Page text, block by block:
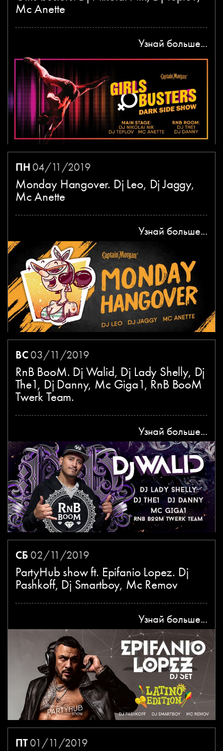
Mc Anette
Узнай больше...
ПН 04/11/2019
Monday Hangover. Dj Leo, Dj Jaggy,
Mc Anette
Узнай больше...
ВС03/11/2019
RnB BooM. Dj Walid, Dj Lady Shelly, Dj
The1, Dj Danny, Mc Giga1, RnB BooM
Twerk Team.
Узнай больше...
СБ 02/11/2019
PartyHub show ft. Epifanio Lopez. Dj
Pashkoff, Dj Smartboy, Mc Remov
Узнай больше...
ПТ01/11/2019